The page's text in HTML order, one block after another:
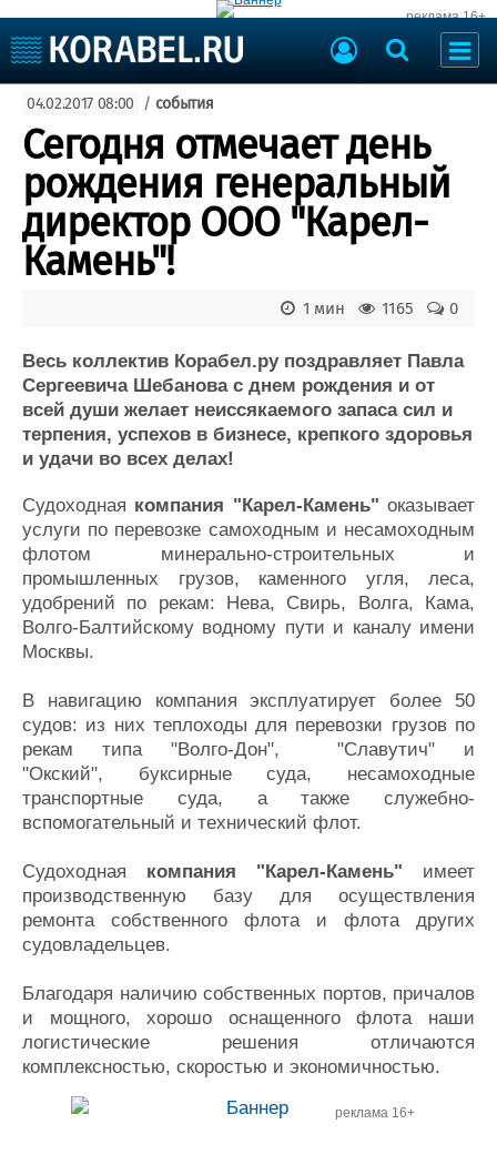
реклама 16+
Судоходство
Судоремонт
События
Пресс-релизы
Порты
Рыболовство
ВМФ
Образование
Яхты и катера
Еще
Пульс
Новости
Компании
Репутация
Работа
Журнал
Реклама
Доска объявлений
Продажа флота
Оборудование
Изделия
Материалы
Конференции
Выставки и семинары
Личности
Словарь
Флот
Галерея флота
Все службы
04.02.2017 08:00 / события
Сегодня отмечает день
рождения генеральный
директор ООО "Карел-
Камень"!
0
1165
1 мин
Весь коллектив Корабел.ру поздравляет Павла
Сергеевича Шебанова с днем рождения и от
всей души желает неиссякаемого запаса сил и
терпения, успехов в бизнесе, крепкого здоровья
и удачи во всех делах!
Судоходная компания "Карел-Камень" оказывает
услуги по перевозке самоходным и несамоходным
флотом минерально-строительных и
промышленных грузов, каменного угля, леса,
удобрений по рекам: Нева, Свирь, Волга, Кама,
Волго-Балтийскому водному пути и каналу имени
Москвы.
В навигацию компания эксплуатирует более 50
судов: из них теплоходы для перевозки грузов по
рекам типа "Волго-Дон", "Славутич" и
"Окский", буксирные суда, несамоходные
транспортные суда, а также служебно-
вспомогательный и технический флот.
Судоходная компания "Карел-Камень" имеет
производственную базу для осуществления
ремонта собственного флота и флота других
судовладельцев.
Благодаря наличию собственных портов, причалов
и мощного, хорошо оснащенного флота наши
логистические решения отличаются
комплексностью, скоростью и экономичностью.
реклама 16+